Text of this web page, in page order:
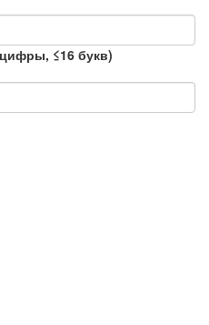
≤16 букв)